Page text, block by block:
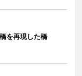
を再現した橋